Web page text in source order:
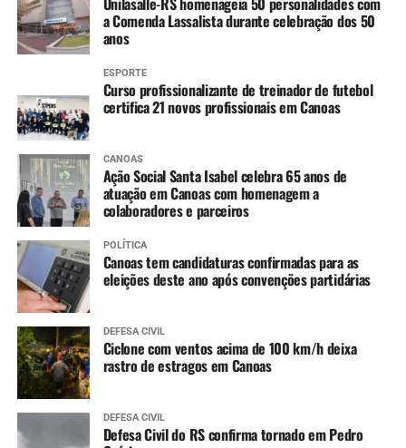
a Comenda Lassalista durante celebração dos 50
anos
ESPORTE
Curso profissionalizante de treinador de futebol
certifica 21 novos profissionais em Canoas
CANOAS
Ação Social Santa Isabel celebra 65 anos de
atuação em Canoas com homenagem a
colaboradores e parceiros
POLÍTICA
Canoas tem candidaturas confirmadas para as
eleições deste ano após convenções partidárias
DEFESA CIVIL
Ciclone com ventos acima de 100 km/h deixa
rastro de estragos em Canoas
DEFESA CIVIL
Defesa Civil do RS confirma tornado em Pedro